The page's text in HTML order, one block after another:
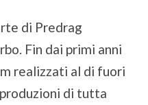
di Predrag
Fin dai primi anni
realizzati al di fuori
di tutta